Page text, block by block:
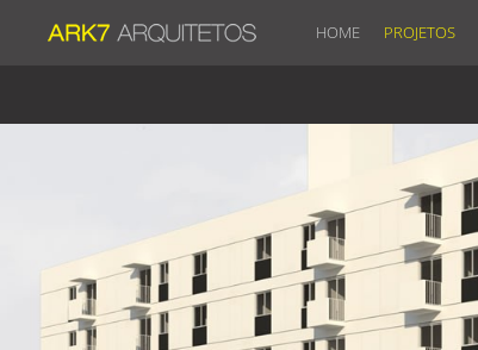
HOME PROJETOS